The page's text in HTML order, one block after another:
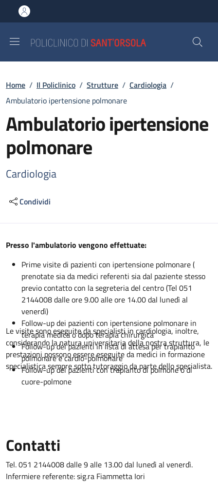
al contenuto principale
to footer content
Briciole di pane
Home / Il Policlinico / Strutture / Cardiologia /
Ambulatorio ipertensione polmonare
Ambulatorio ipertensione
polmonare
Cardiologia
Condividi
Descrizione
Presso l'ambulatorio vengono effettuate:
Prime visite di pazienti con ipertensione polmonare (
prenotate sia da medici referenti sia dal paziente stesso
previo contatto con la segreteria del centro (Tel 051
2144008 dalle ore 9.00 alle ore 14.00 dal lunedì al
venerdì)
Follow-up dei pazienti con ipertensione polmonare in
terapia medica o dopo terapia chirurgica
Follow-up dei pazienti in lista di attesa per trapianto
polmonare e cardio-polmonare
Follow-up dei pazienti con trapianto di polmone o di
cuore-polmone
Le visite sono eseguite da specialisti in cardiologia, inoltre,
considerando la natura universitaria della nostra struttura, le
prestazioni possono essere eseguite da medici in formazione
specialistica sempre sotto tutoraggio da parte dello specialista.
Contatti
Tel. 051 2144008 dalle 9 alle 13.00 dal lunedì al venerdì.
Infermiere referente: sig.ra Fiammetta Iori